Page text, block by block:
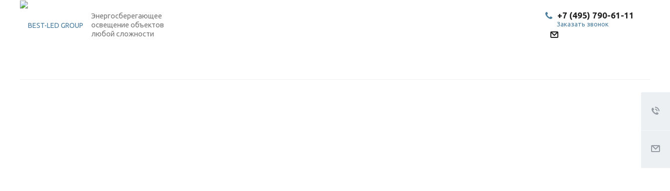
Энергосберегающее
освещение объектов
любой сложности
+7 (495) 790-61-11
Заказать звонок